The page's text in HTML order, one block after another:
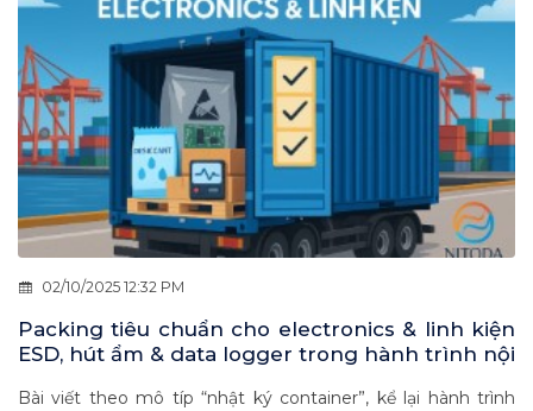
02/10/2025 12:32 PM
Packing tiêu chuẩn cho electronics & linh kiện
ESD, hút ẩm & data logger trong hành trình nội
Bài viết theo mô típ “nhật ký container”, kể lại hành trình